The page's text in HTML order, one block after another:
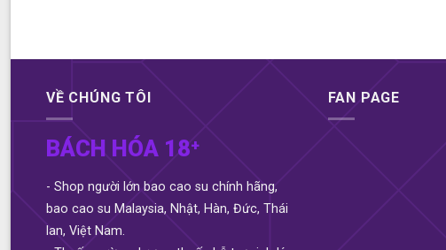
VỀ CHÚNG TÔI
BÁCH HÓA 18⁺
- Shop người lớn bao cao su chính hãng,
bao cao su Malaysia, Nhật, Hàn, Đức, Thái
lan, Việt Nam.
FAN PAGE